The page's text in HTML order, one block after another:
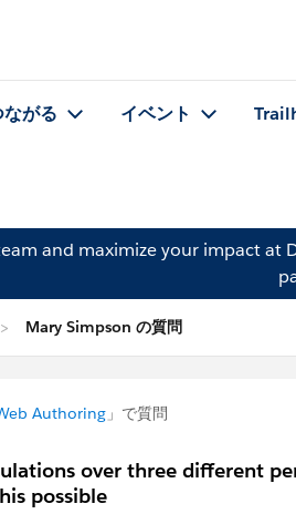
ながる イベント
and maximize your impact at
Mary Simpson の質問
Authoring 」で質問
over three different
possible